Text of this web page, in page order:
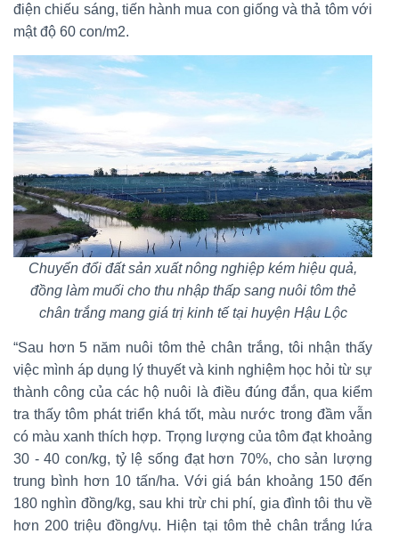
điện chiếu sáng, tiến hành mua con giống và thả tôm với
mật độ 60 con/m2.
Chuyển đổi đất sản xuất nông nghiệp kém hiệu quả,
đồng làm muối cho thu nhập thấp sang nuôi tôm thẻ
chân trắng mang giá trị kinh tế tại huyện Hậu Lộc
“Sau hơn 5 năm nuôi tôm thẻ chân trắng, tôi nhận thấy
việc mình áp dụng lý thuyết và kinh nghiệm học hỏi từ sự
thành công của các hộ nuôi là điều đúng đắn, qua kiểm
tra thấy tôm phát triển khá tốt, màu nước trong đầm vẫn
có màu xanh thích hợp. Trọng lượng của tôm đạt khoảng
30 - 40 con/kg, tỷ lệ sống đạt hơn 70%, cho sản lượng
trung bình hơn 10 tấn/ha. Với giá bán khoảng 150 đến
180 nghìn đồng/kg, sau khi trừ chi phí, gia đình tôi thu về
hơn 200 triệu đồng/vụ. Hiện tại tôm thẻ chân trắng lứa